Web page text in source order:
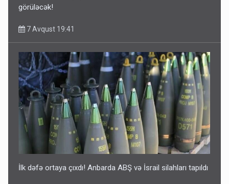
görüləcək!
7 Avqust 19:41
İlk dəfə ortaya çıxdı! Anbarda ABŞ və İsrail silahları tapıldı